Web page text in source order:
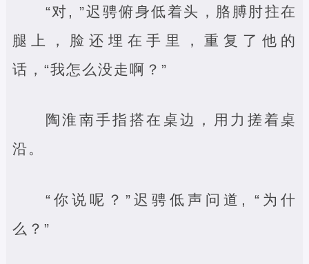
“对, ”迟骋俯身低着头，胳膊肘拄在
腿上，脸还埋在手里，重复了他的
话，“我怎么没走啊？”
陶淮南手指搭在桌边，用力搓着桌
沿。
“你说呢？”迟骋低声问道, “为什
么？”